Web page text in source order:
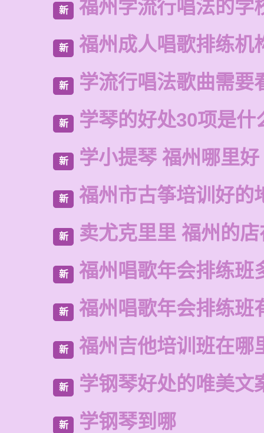
新 福州学流行唱法的学
新 福州成人唱歌排练机
新 学流行唱法歌曲需要
新 学琴的好处30项是什
新 学小提琴 福州哪里好
新 福州市古筝培训好的
新 卖尤克里里 福州的
新 福州唱歌年会排练班
新 福州唱歌年会排练班
新 福州吉他培训班在哪
新 学钢琴好处的唯美文
新 学钢琴到哪